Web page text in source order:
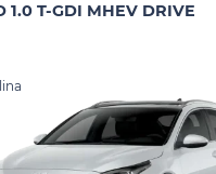
1.0 T-GDI MHEV DRIVE